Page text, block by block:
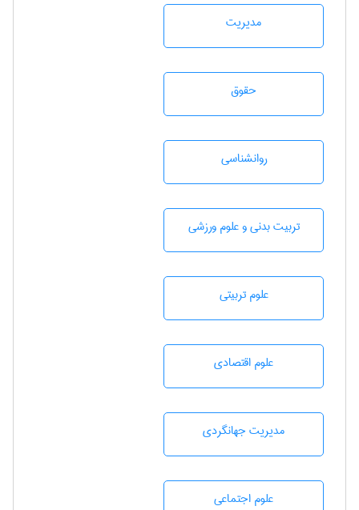
مديريت
حقوق
روانشناسی
تربيت بدنی و علوم ورزشی
علوم تربيتی
علوم اقتصادی
مديريت جهانگردی
علوم اجتماعی